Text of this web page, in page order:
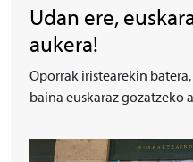
Udan ere,
aukera!
Oporrak iristearekin
baina euskaraz gozatzeko
Irudia